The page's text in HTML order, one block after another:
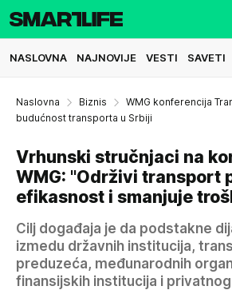
NASLOVNA NAJNOVIJE VESTI SAVETI
Naslovna Biznis
WMG konferencija
budućnost transporta u Srbiji
Vrhunski stručnjaci na
WMG: "Održivi transport
efikasnost i smanjuje
Cilj događaja je da podstakne
izmedu državnih institucija,
preduzeća, međunarodnih
finansijskih institucija i